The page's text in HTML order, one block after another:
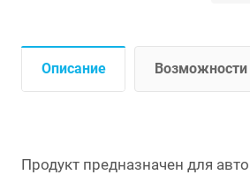
Описание Возможности
Продукт предназначен для